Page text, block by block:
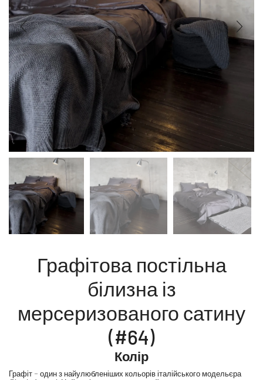
Графітова постільна
білизна із
мерсеризованого сатину
(#64)
Колір
Графіт – один з найулюбленіших кольорів італійського модельєра